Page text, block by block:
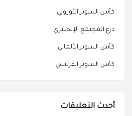
كأس السوبر الأوروبي
درع المجتمع الإنجليزي
كأس السوبر الألماني
كأس السوبر الفرنسي
أحدث التعليقات